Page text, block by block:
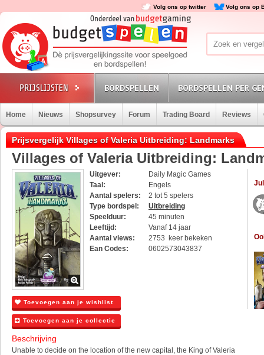
Volg ons op twitter Volg ons op
BORDSPELLEN BORDSPELLEN PER
Home Nieuws Shopsurvey Forum Trading Board Reviews
Prijsvergelijk Villages of Valeria Uitbreiding: Landmarks
Villages of Valeria Uitbreiding:
Uitgever:
Daily Magic Games
Taal:
Engels
Aantal spelers:
2 tot 5 spelers
Type bordspel:
Uitbreiding
Speelduur:
45 minuten
Leeftijd:
Vanaf 14 jaar
Aantal views:
2753 keer bekeken
Ean Codes:
0602573043837
Toevoegen aan je wishlist
Toevoegen aan je collectie
Beschrijving
Unable to decide on the location of the new capital, the King of Valeria